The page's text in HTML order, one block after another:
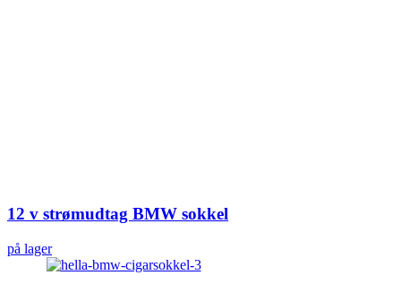
12 v strømudtag BMW sokkel
på lager